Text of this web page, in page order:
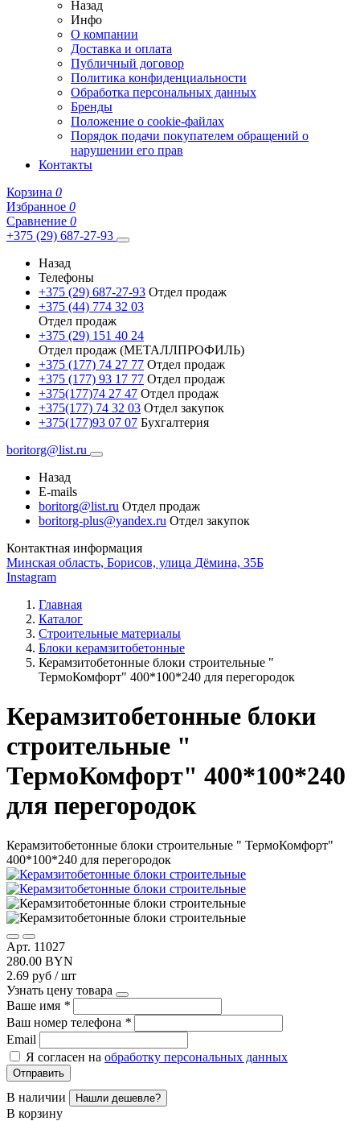
Назад
Инфо
О компании
Доставка и оплата
Публичный договор
Политика конфиденциальности
Обработка персональных данных
Бренды
Положение о cookie-файлах
Порядок подачи покупателем обращений о
нарушении его прав
Контакты
Корзина 0
Избранное 0
Сравнение 0
+375 (29) 687-27-93
Назад
Телефоны
+375 (29) 687-27-93 Отдел продаж
+375 (44) 774 32 03
Отдел продаж
+375 (29) 151 40 24
Отдел продаж (МЕТАЛЛПРОФИЛЬ)
+375 (177) 74 27 77 Отдел продаж
+375 (177) 93 17 77 Отдел продаж
+375(177)74 27 47 Отдел продаж
+375(177) 74 32 03 Отдел закупок
+375(177)93 07 07 Бухгалтерия
boritorg@list.ru
Назад
E-mails
boritorg@list.ru Отдел продаж
boritorg-plus@yandex.ru Отдел закупок
Контактная информация
Минская область, Борисов, улица Дёмина, 35Б
Instagram
Главная
Каталог
Строительные материалы
Блоки керамзитобетонные
Керамзитобетонные блоки строительные "
ТермоКомфорт" 400*100*240 для перегородок
Керамзитобетонные блоки
строительные "
ТермоКомфорт" 400*100*240
для перегородок
Керамзитобетонные блоки строительные " ТермоКомфорт"
400*100*240 для перегородок
Арт. 11027
280.00 BYN
2.69 руб / шт
Узнать цену товара
Ваше имя *
Ваш номер телефона *
Email
Я согласен на обработку персональных данных
Отправить
В наличии Нашли дешевле?
В корзину